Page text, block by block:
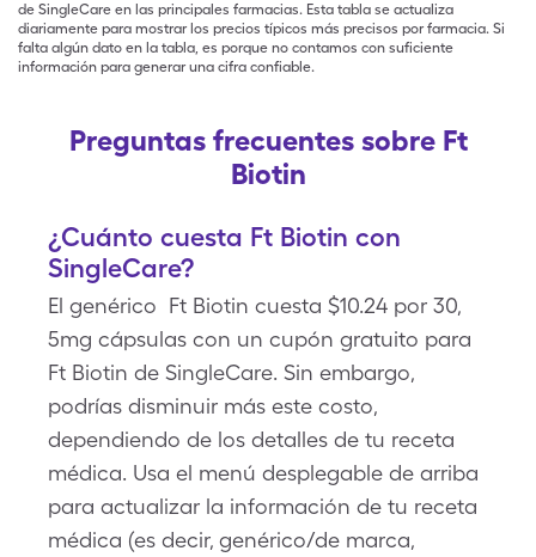
de SingleCare en las principales farmacias. Esta tabla se actualiza
diariamente para mostrar los precios típicos más precisos por farmacia. Si
falta algún dato en la tabla, es porque no contamos con suficiente
información para generar una cifra confiable.
Preguntas frecuentes sobre Ft
Biotin
¿Cuánto cuesta Ft Biotin con
SingleCare?
El genérico Ft Biotin cuesta $10.24 por 30,
5mg cápsulas con un cupón gratuito para
Ft Biotin de SingleCare. Sin embargo,
podrías disminuir más este costo,
dependiendo de los detalles de tu receta
médica. Usa el menú desplegable de arriba
para actualizar la información de tu receta
médica (es decir, genérico/de marca,